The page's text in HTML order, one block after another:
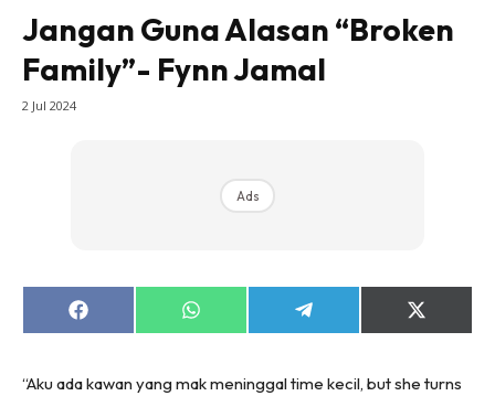
Jangan Guna Alasan “Broken
Family”- Fynn Jamal
2 Jul 2024
Ads
Share
on
Share
on
Share
on
Share
on
“Aku ada kawan yang mak meninggal time kecil, but she turns